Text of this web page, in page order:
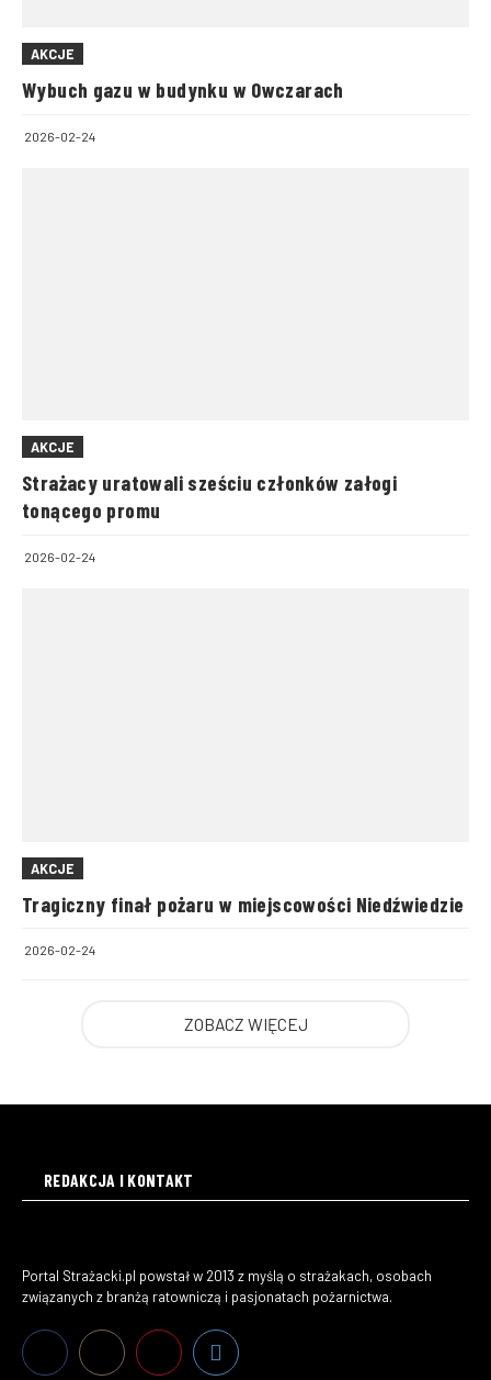
AKCJE
Wybuch gazu w budynku w Owczarach
2026-02-24
AKCJE
Strażacy uratowali sześciu członków załogi
tonącego promu
2026-02-24
AKCJE
Tragiczny finał pożaru w miejscowości Niedźwiedzie
2026-02-24
ZOBACZ WIĘCEJ
REDAKCJA I KONTAKT
Portal Strażacki.pl powstał w 2013 z myślą o strażakach, osobach
związanych z branżą ratowniczą i pasjonatach pożarnictwa.